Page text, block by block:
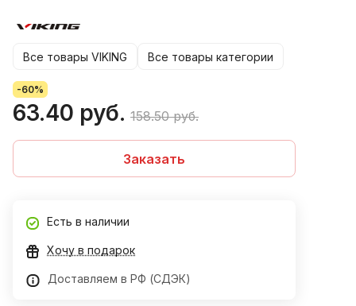
Все товары VIKING Все товары категории
-60%
63.40 руб. 158.50 руб.
Заказать
Есть в наличии
Хочу в подарок
Доставляем в РФ (СДЭК)